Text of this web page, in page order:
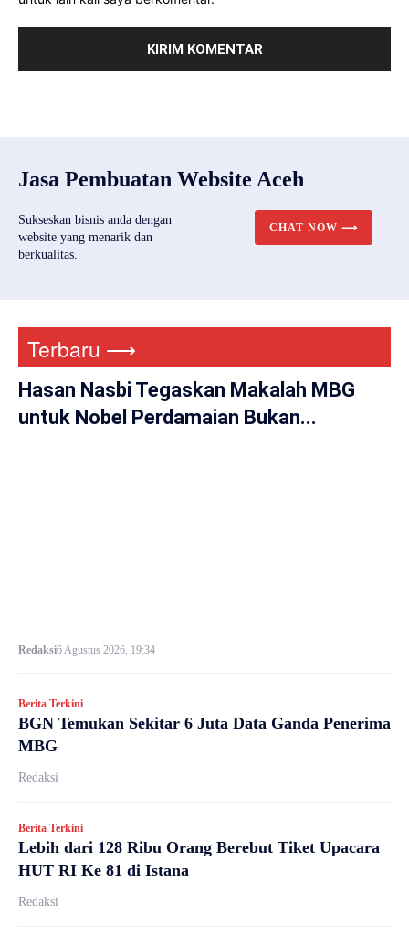
Jasa Pembuatan Website Aceh
Sukseskan bisnis anda dengan
website yang menarik dan
berkualitas.
CHAT NOW ⟶
Terbaru ⟶
Hasan Nasbi Tegaskan Makalah MBG
untuk Nobel Perdamaian Bukan...
Redaksi6 Agustus 2026, 19:34
Berita Terkini
BGN Temukan Sekitar 6 Juta Data Ganda Penerima
MBG
Redaksi
Berita Terkini
Lebih dari 128 Ribu Orang Berebut Tiket Upacara
HUT RI Ke 81 di Istana
Redaksi